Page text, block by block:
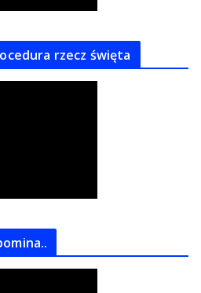
rzecz święta